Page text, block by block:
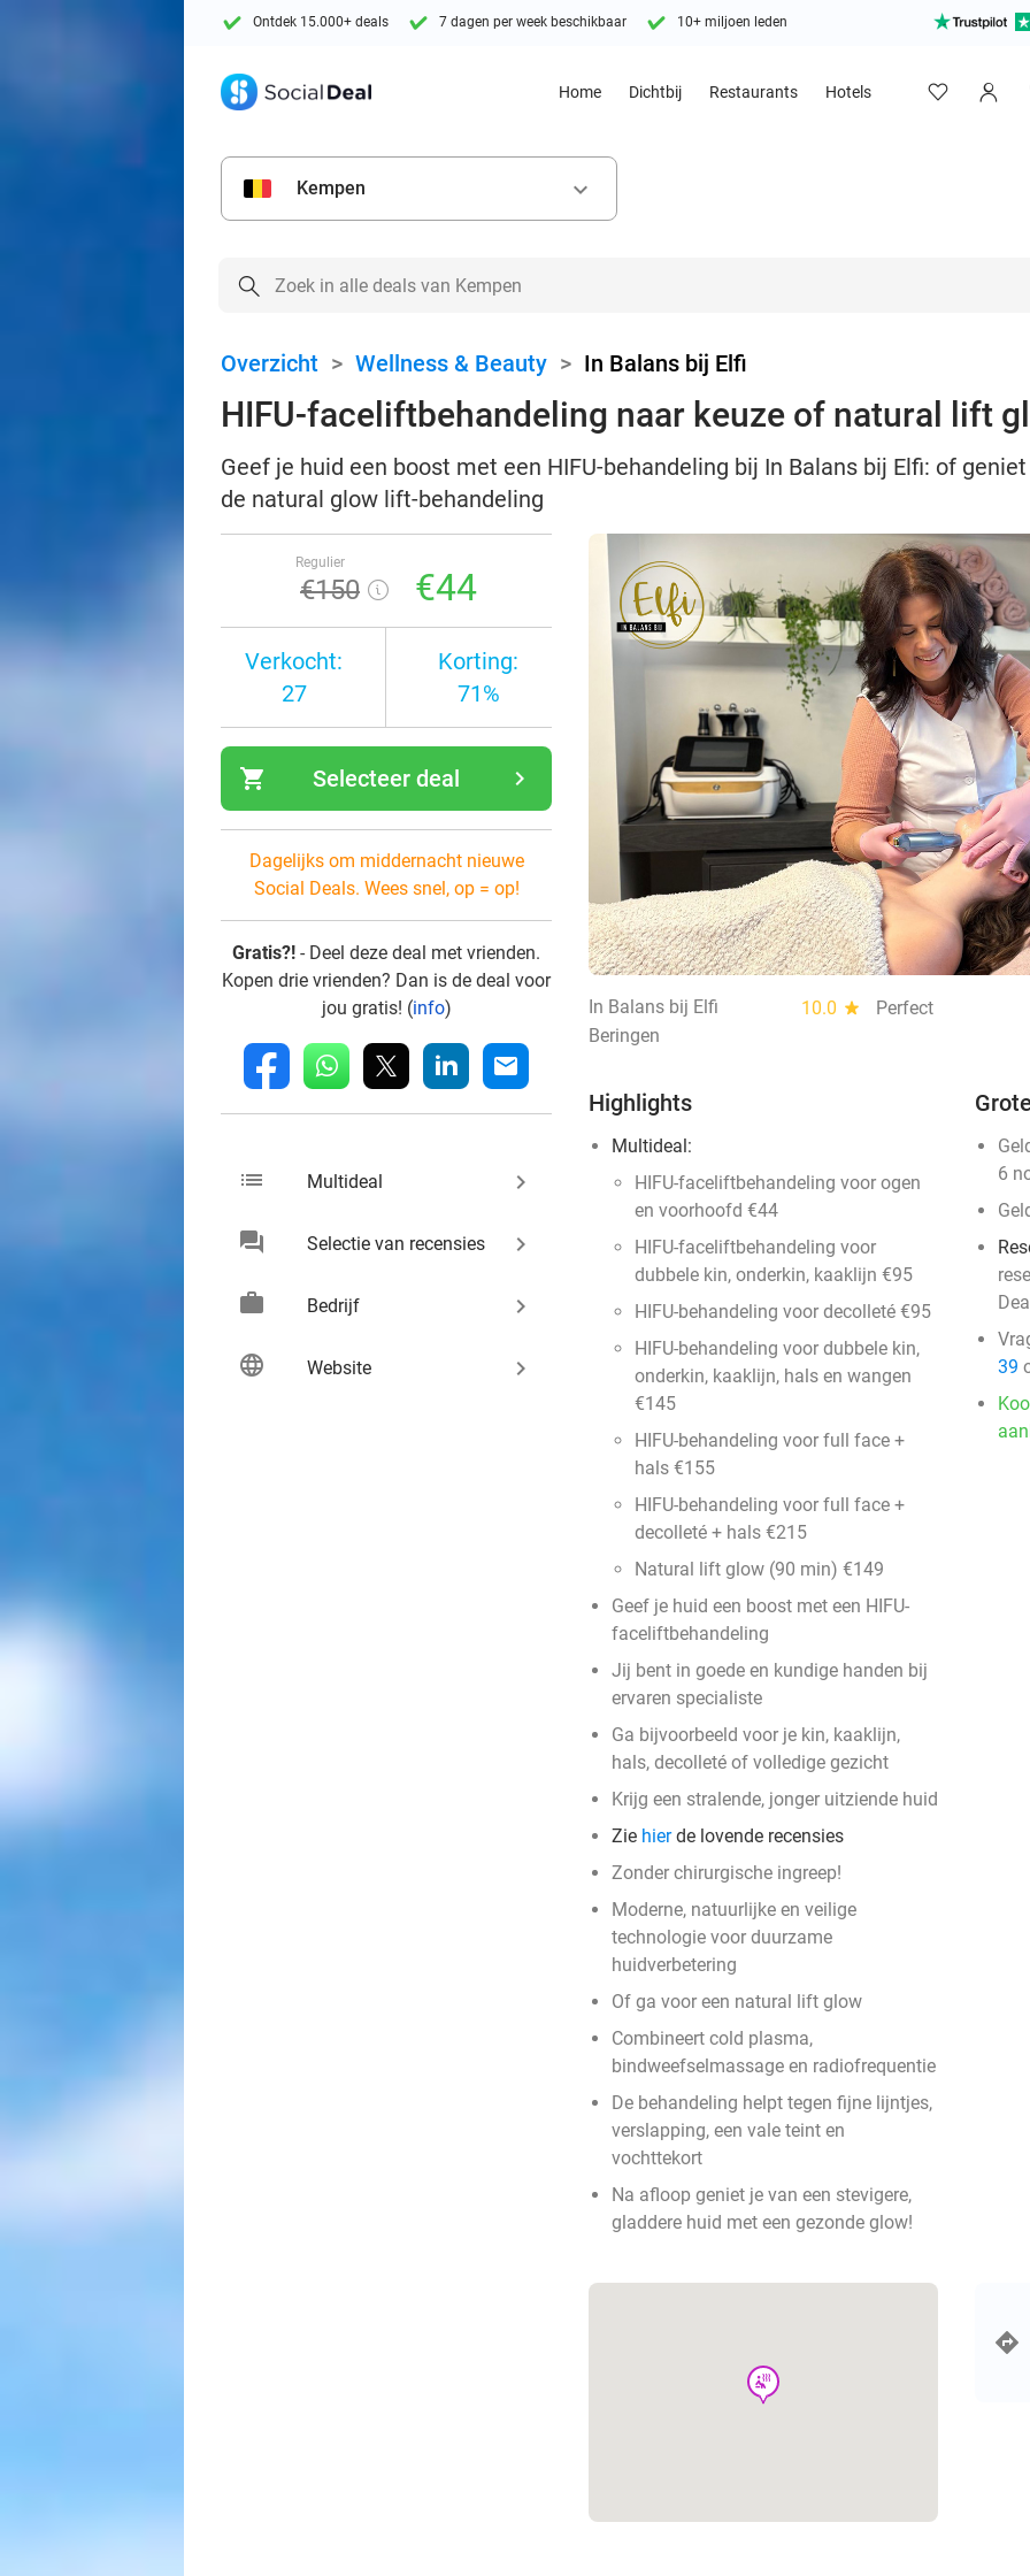
Ontdek 15.000+ deals 7 dagen per week beschikbaar 10+ miljoen leden
Home Dichtbij Restaurants Hotels
Kempen keyboard_arrow_down
Overzicht > Wellness & Beauty > In Balans bij Elfi
HIFU-faceliftbehandeling naar keuze of natural lift
Geef je huid een boost met een HIFU-behandeling bij In Balans bij Elfi: of
de natural glow lift-behandeling
Regulier
€150 €44
Verkocht:
27
Korting:
71%
shopping_cart navigate_next
Selecteer deal
Dagelijks om middernacht nieuwe
Social Deals. Wees snel, op = op!
Gratis?! - Deel deze deal met vrienden.
Kopen drie vrienden? Dan is de deal voor
jou gratis! (info)
fb whatsapp linkedin mail
list Multideal keyboard_arrow_right
chat Selectie van recensies keyboard_arrow_right
work Bedrijf keyboard_arrow_right
language Website keyboard_arrow_right
In Balans bij Elfi 10.0 star
Perfect
Beringen
Highlights
Multideal:
HIFU-faceliftbehandeling voor ogen
en voorhoofd €44
HIFU-faceliftbehandeling voor
dubbele kin, onderkin, kaaklijn €95
HIFU-behandeling voor decolleté €95
HIFU-behandeling voor dubbele kin,
onderkin, kaaklijn, hals en wangen
€145
HIFU-behandeling voor full face +
hals €155
HIFU-behandeling voor full face +
decolleté + hals €215
Natural lift glow (90 min) €149
Geef je huid een boost met een HIFU-
faceliftbehandeling
Jij bent in goede en kundige handen bij
ervaren specialiste
Ga bijvoorbeeld voor je kin, kaaklijn,
hals, decolleté of volledige gezicht
Krijg een stralende, jonger uitziende huid
Zie hierde lovende recensies
Zonder chirurgische ingreep!
Moderne, natuurlijke en veilige
technologie voor duurzame
huidverbetering
Of ga voor een natural lift glow
Combineert cold plasma,
bindweefselmassage en radiofrequentie
De behandeling helpt tegen fijne lijntjes,
verslapping, een vale teint en
vochttekort
Na afloop geniet je van een stevigere,
gladdere huid met een gezonde glow!
6
39
wellness